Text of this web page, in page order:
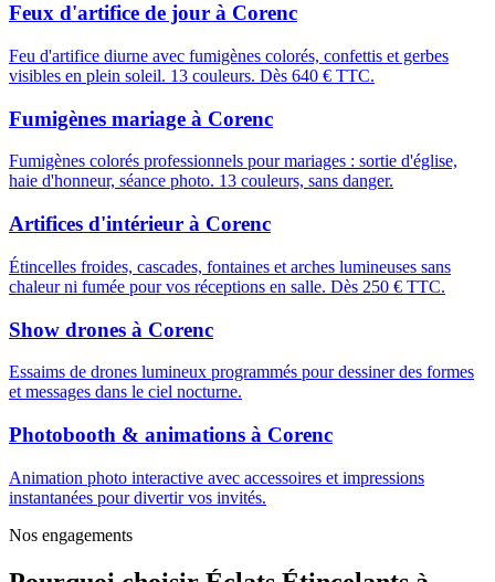
Feux d'artifice de jour à Corenc
Feu d'artifice diurne avec fumigènes colorés, confettis et gerbes
visibles en plein soleil. 13 couleurs. Dès 640 € TTC.
Fumigènes mariage à Corenc
Fumigènes colorés professionnels pour mariages : sortie d'église,
haie d'honneur, séance photo. 13 couleurs, sans danger.
Artifices d'intérieur à Corenc
Étincelles froides, cascades, fontaines et arches lumineuses sans
chaleur ni fumée pour vos réceptions en salle. Dès 250 € TTC.
Show drones à Corenc
Essaims de drones lumineux programmés pour dessiner des formes
et messages dans le ciel nocturne.
Photobooth & animations à Corenc
Animation photo interactive avec accessoires et impressions
instantanées pour divertir vos invités.
Nos engagements